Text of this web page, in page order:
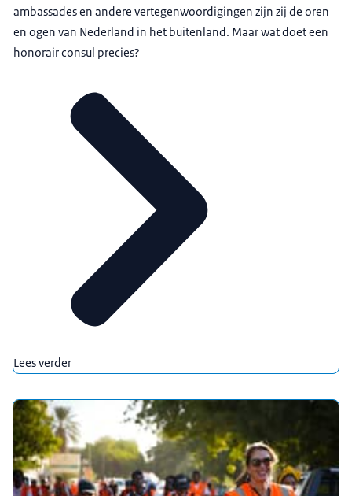
ambassades en andere vertegenwoordigingen zijn zij de oren
en ogen van Nederland in het buitenland. Maar wat doet een
honorair consul precies?
Lees verder